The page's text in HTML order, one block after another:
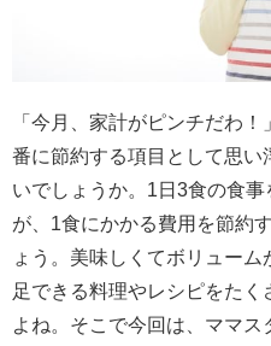
「今月、家計がピンチだわ
番に節約する項目として思
いでしょうか。1日3食の食
が、1食にかかる費用を節約
ょう。美味しくてボリュー
足できる料理やレシピをた
よね。そこで今回は、ママ